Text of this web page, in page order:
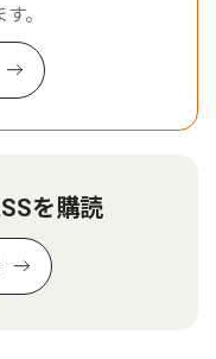
。
を購読